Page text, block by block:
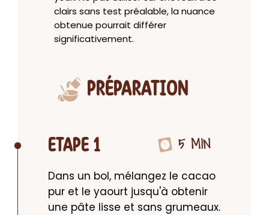
clairs sans test préalable, la nuance
obtenue pourrait différer
significativement.
PRÉPARATION
ETAPE 1 5 MIN
Dans un bol, mélangez le cacao
pur et le yaourt jusqu'à obtenir
une pâte lisse et sans grumeaux.